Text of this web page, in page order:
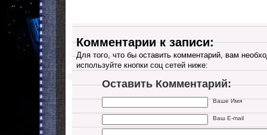
Комментарии к записи:
Для того, что бы оставить комментарий, вам
используйте кнопки соц сетей ниже:
Оставить Комментарий:
Ваше Имя
Ваш E-mail